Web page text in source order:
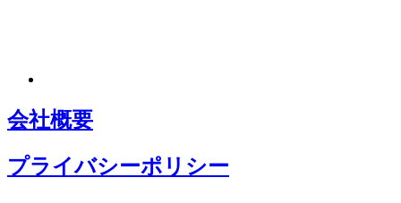
会社概要
プライバシーポリシー